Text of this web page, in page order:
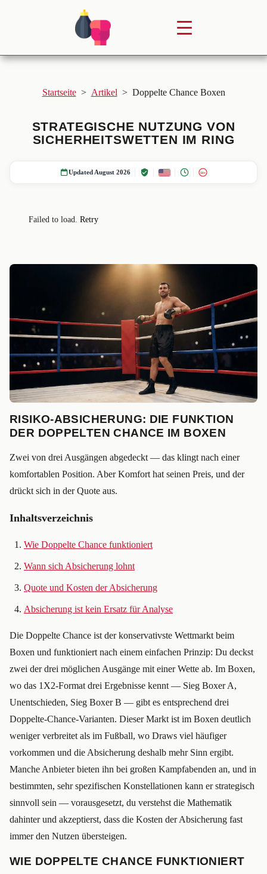
Startseite > Artikel > Doppelte Chance Boxen
STRATEGISCHE NUTZUNG VON
SICHERHEITSWETTEN IM RING
Updated August 2026 18+
Failed to load. Retry
RISIKO-ABSICHERUNG: DIE FUNKTION
DER DOPPELTEN CHANCE IM BOXEN
Zwei von drei Ausgängen abgedeckt — das klingt nach einer
komfortablen Position. Aber Komfort hat seinen Preis, und der
drückt sich in der Quote aus.
Inhaltsverzeichnis
Wie Doppelte Chance funktioniert
Wann sich Absicherung lohnt
Quote und Kosten der Absicherung
Absicherung ist kein Ersatz für Analyse
Die Doppelte Chance ist der konservativste Wettmarkt beim
Boxen und funktioniert nach einem einfachen Prinzip: Du deckst
zwei der drei möglichen Ausgänge mit einer Wette ab. Im Boxen,
wo das 1X2-Format drei Ergebnisse kennt — Sieg Boxer A,
Unentschieden, Sieg Boxer B — gibt es entsprechend drei
Doppelte-Chance-Varianten. Dieser Markt ist im Boxen deutlich
weniger verbreitet als im Fußball, wo Draws viel häufiger
vorkommen und die Absicherung deshalb mehr Sinn ergibt.
Manche Anbieter bieten ihn bei großen Kampfabenden an, und in
bestimmten, sehr spezifischen Konstellationen kann er strategisch
sinnvoll sein — vorausgesetzt, du verstehst die Mathematik
dahinter und akzeptierst, dass die Kosten der Absicherung fast
immer den Nutzen übersteigen.
WIE DOPPELTE CHANCE FUNKTIONIERT